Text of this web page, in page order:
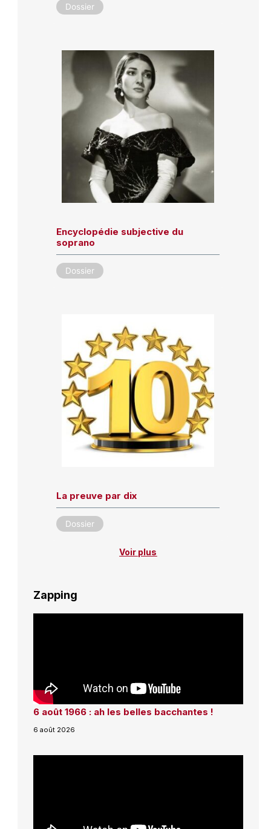
Dossier
Encyclopédie subjective du
soprano
Dossier
La preuve par dix
Dossier
Voir plus
Zapping
6 août 1966 : ah les belles bacchantes !
6 août 2026